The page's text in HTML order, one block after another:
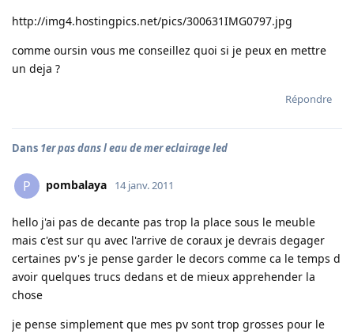
http://img4.hostingpics.net/pics/300631IMG0797.jpg
comme oursin vous me conseillez quoi si je peux en mettre
un deja ?
Répondre
Dans 1er pas dans l eau de mer eclairage led
P pombalaya 14 janv. 2011
hello j'ai pas de decante pas trop la place sous le meuble
mais c'est sur qu avec l'arrive de coraux je devrais degager
certaines pv's je pense garder le decors comme ca le temps d
avoir quelques trucs dedans et de mieux apprehender la
chose
je pense simplement que mes pv sont trop grosses pour le